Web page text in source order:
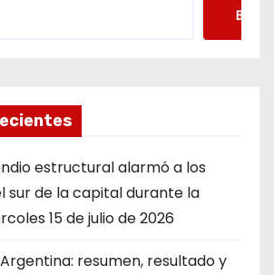
estructural alarmó a los
sur de la capital durante la
15 de julio de 2026
resumen, resultado y